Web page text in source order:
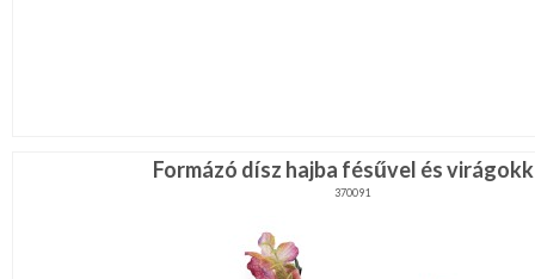
Formázó dísz hajba fésűvel és
370091